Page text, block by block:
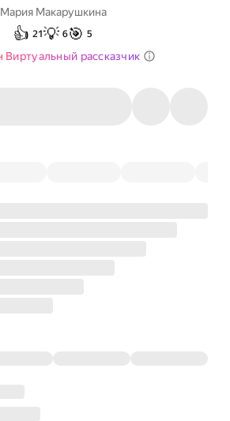
Мария Макарушкина
👍 21💡 6🎯 5
Виртуальный рассказчик